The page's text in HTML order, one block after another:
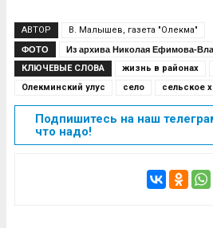
АВТОР В. Малышев, газета "Олекма"
ФОТО Из архива Николая Ефимова-
КЛЮЧЕВЫЕ СЛОВА жизнь в районах
Олекминский улус
село сельское
Подпишитесь на наш
что надо!